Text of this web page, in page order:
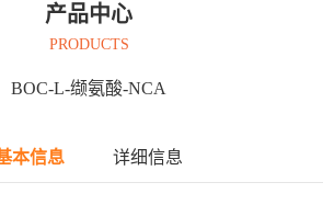
产品中心
PRODUCTS
BOC-L-缬氨酸-NCA
本信息 详细信息